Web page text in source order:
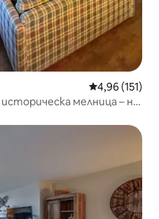
Средна
4,96 (151)
мелница – на